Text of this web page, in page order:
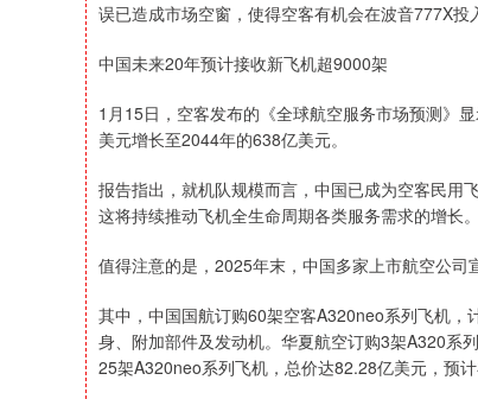
误已造成市场空窗，使得空客有机会在波音777X
中国未来20年预计接收新飞机超9000架
1月15日，空客发布的《全球航空服务市场预测》
美元增长至2044年的638亿美元。
报告指出，就机队规模而言，中国已成为空客民用
这将持续推动飞机全生命周期各类服务需求的增长。
值得注意的是，2025年末，中国多家上市航空公司
其中，中国国航订购60架空客A320neo系列飞机
身、附加部件及发动机。华夏航空订购3架A320系
25架A320neo系列飞机，总价达82.28亿美元，预